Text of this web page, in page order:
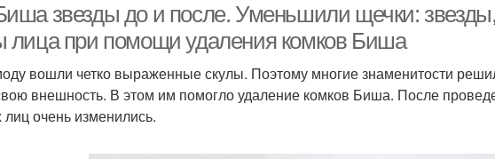
звезды до и после. Уменьшили щечки:
лица при помощи удаления комков Биша
вошли четко выраженные скулы. Поэтому многие знаменитости
внешность. В этом им помогло удаление комков Биша. После
лиц очень изменились.